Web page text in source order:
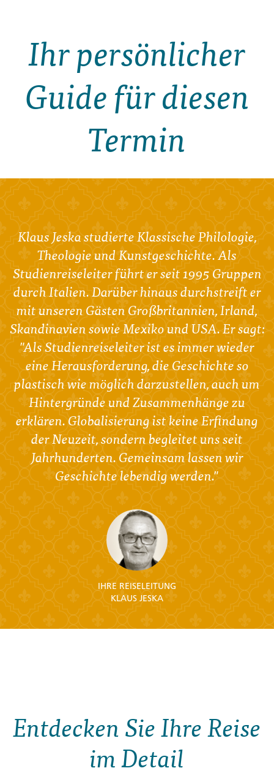
Ihr persönlicher
Guide für diesen
Termin
Klaus Jeska studierte Klassische Philologie,
Theologie und Kunstgeschichte. Als
Studienreiseleiter führt er seit 1995 Gruppen
durch Italien. Darüber hinaus durchstreift er
mit unseren Gästen Großbritannien, Irland,
Skandinavien sowie Mexiko und USA. Er sagt:
"Als Studienreiseleiter ist es immer wieder
eine Herausforderung, die Geschichte so
plastisch wie möglich darzustellen, auch um
Hintergründe und Zusammenhänge zu
erklären. Globalisierung ist keine Erfindung
der Neuzeit, sondern begleitet uns seit
Jahrhunderten. Gemeinsam lassen wir
Geschichte lebendig werden."
IHRE REISELEITUNG
KLAUS JESKA
Entdecken Sie Ihre Reise
im Detail